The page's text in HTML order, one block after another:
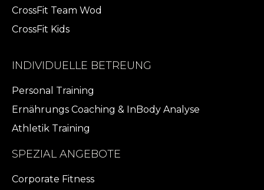
CrossFit Team Wod
CrossFit Kids
INDIVIDUELLE BETREUNG
Personal Training
Ernährungs Coaching & InBody Analyse
Athletik Training
SPEZIAL ANGEBOTE
Corporate Fitness